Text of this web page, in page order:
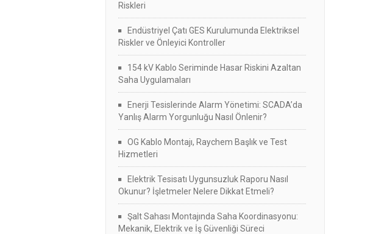
Riskleri
Endüstriyel Çatı GES Kurulumunda Elektriksel
Riskler ve Önleyici Kontroller
154 kV Kablo Seriminde Hasar Riskini Azaltan
Saha Uygulamaları
Enerji Tesislerinde Alarm Yönetimi: SCADA’da
Yanlış Alarm Yorgunluğu Nasıl Önlenir?
OG Kablo Montajı, Raychem Başlık ve Test
Hizmetleri
Elektrik Tesisatı Uygunsuzluk Raporu Nasıl
Okunur? İşletmeler Nelere Dikkat Etmeli?
Şalt Sahası Montajında Saha Koordinasyonu:
Mekanik, Elektrik ve İş Güvenliği Süreci